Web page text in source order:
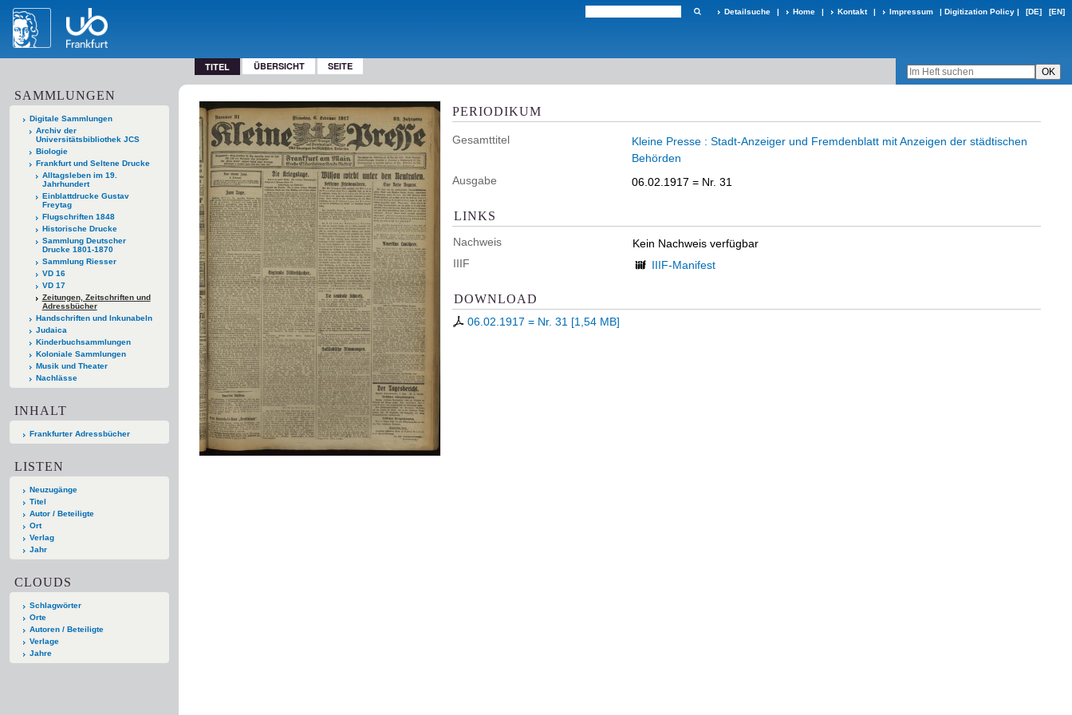
Detailsuche | Home | Kontakt | Impressum | Digitization Policy | [DE] [EN]
TITEL ÜBERSICHT SEITE
SAMMLUNGEN
Digitale Sammlungen
Archiv der
Universitätsbibliothek JCS
Biologie
Frankfurt und Seltene Drucke
Alltagsleben im 19.
Jahrhundert
Einblattdrucke Gustav
Freytag
Flugschriften 1848
Historische Drucke
Sammlung Deutscher
Drucke 1801-1870
Sammlung Riesser
VD 16
VD 17
Zeitungen, Zeitschriften und
Adressbücher
Handschriften und Inkunabeln
Judaica
Kinderbuchsammlungen
Koloniale Sammlungen
Musik und Theater
Nachlässe
INHALT
Frankfurter Adressbücher
LISTEN
Neuzugänge
Titel
Autor / Beteiligte
Ort
Verlag
Jahr
CLOUDS
Schlagwörter
Orte
Autoren / Beteiligte
Verlage
Jahre
PERIODIKUM
Gesamttitel
Kleine Presse : Stadt-Anzeiger und Fremdenblatt mit Anzeigen der städtischen
Behörden
Ausgabe
06.02.1917 = Nr. 31
LINKS
Nachweis
Kein Nachweis verfügbar
IIIF
IIIF-Manifest
DOWNLOAD
06.02.1917 = Nr. 31 [1,54 MB]